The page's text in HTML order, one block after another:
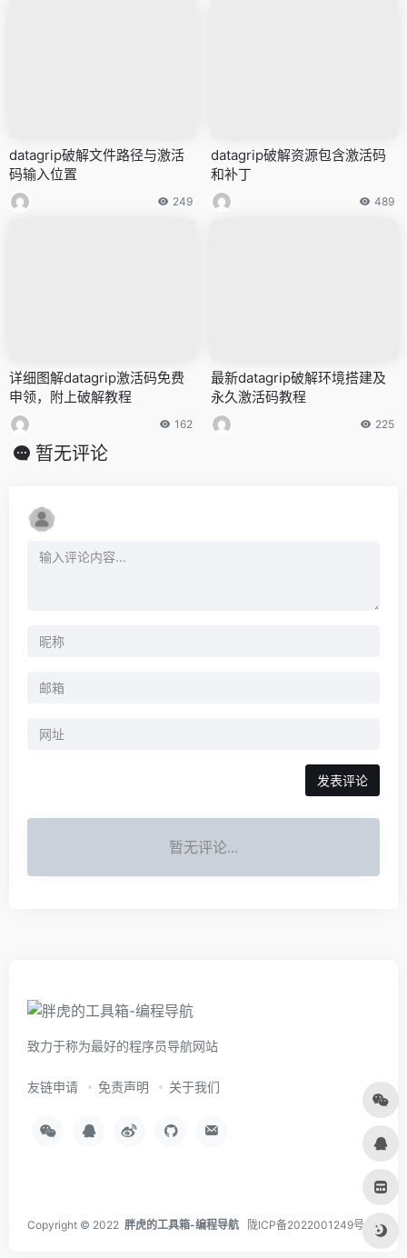
datagrip破解文件路径与激活
码输入位置
249
datagrip破解资源包含激活码
和补丁
489
详细图解datagrip激活码免费
申领，附上破解教程
162
最新datagrip破解环境搭建及
永久激活码教程
225
暂无评论
暂无评论...
致力于称为最好的程序员导航网站
友链申请 免责声明 关于我们
Copyright © 2022 胖虎的工具箱-编程导航 陇ICP备2022001249号